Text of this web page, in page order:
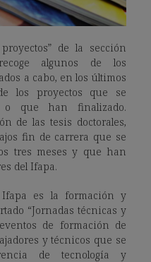
de la sección
recoge algunos de los
a cabo, en los últimos
los proyectos que se
o que han finalizado.
de las tesis doctorales,
fin de carrera que se
tres meses y que han
del Ifapa.
es la formación y
“Jornadas técnicas y
de formación de
y técnicos que se
de tecnología y